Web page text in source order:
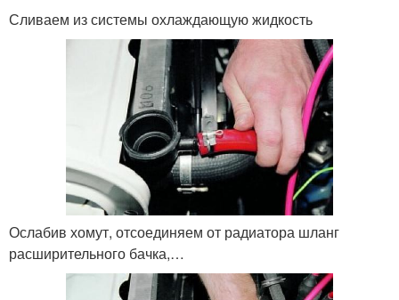
Сливаем из системы охлаждающую жидкость
Ослабив хомут, отсоединяем от радиатора шланг
расширительного бачка,…